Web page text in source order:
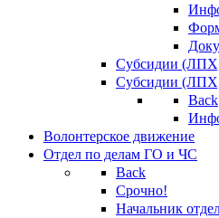
Субсидии
Субсидии
Back
Волонтерское движение
Отдел по делам ГО и ЧС
Back
Срочно!
Начальник